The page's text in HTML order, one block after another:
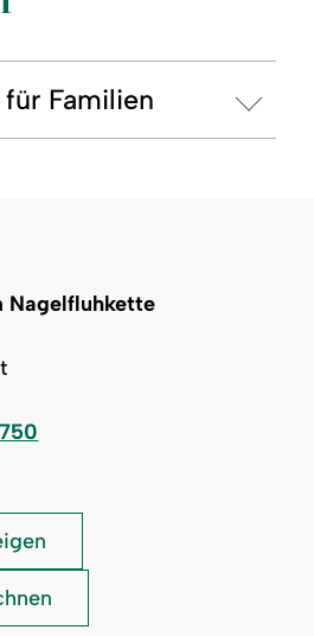
Familien
Nagelfluhkette